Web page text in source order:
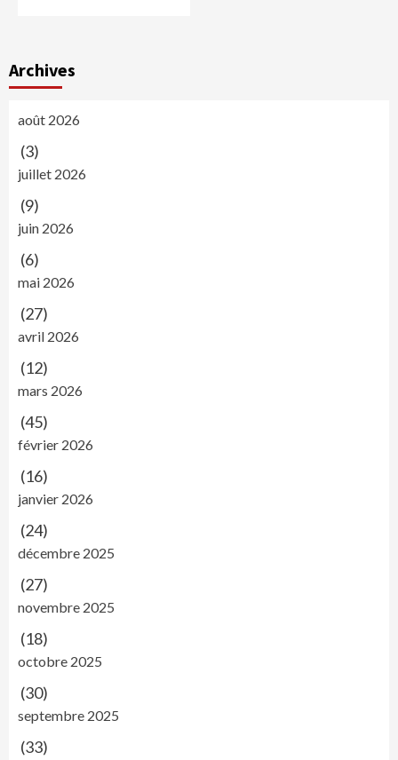
Archives
août 2026
(3)
juillet 2026
(9)
juin 2026
(6)
mai 2026
(27)
avril 2026
(12)
mars 2026
(45)
février 2026
(16)
janvier 2026
(24)
décembre 2025
(27)
novembre 2025
(18)
octobre 2025
(30)
septembre 2025
(33)